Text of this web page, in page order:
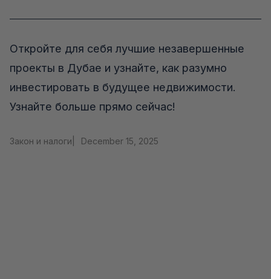
Откройте для себя лучшие незавершенные
проекты в Дубае и узнайте, как разумно
инвестировать в будущее недвижимости.
Узнайте больше прямо сейчас!
Закон и налоги December 15, 2025